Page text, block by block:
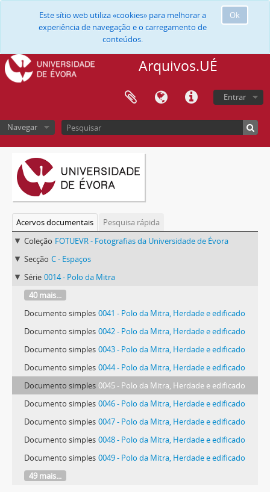
Ok
Este sítio web utiliza «cookies» para melhorar a
experiência de navegação e o carregamento de
conteúdos.
Arquivos.UÉ
Entrar
Navegar
Acervos documentais
Pesquisa rápida
Coleção FOTUEVR - Fotografias da Universidade de Évora
Secção C - Espaços
Série 0014 - Polo da Mitra
40 mais...
Documento simples 0041 - Polo da Mitra, Herdade e edificado
Documento simples 0042 - Polo da Mitra, Herdade e edificado
Documento simples 0043 - Polo da Mitra, Herdade e edificado
Documento simples 0044 - Polo da Mitra, Herdade e edificado
Documento simples 0045 - Polo da Mitra, Herdade e edificado
Documento simples 0046 - Polo da Mitra, Herdade e edificado
Documento simples 0047 - Polo da Mitra, Herdade e edificado
Documento simples 0048 - Polo da Mitra, Herdade e edificado
Documento simples 0049 - Polo da Mitra, Herdade e edificado
49 mais...